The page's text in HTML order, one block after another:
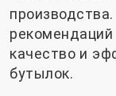
качество и
бутылок.